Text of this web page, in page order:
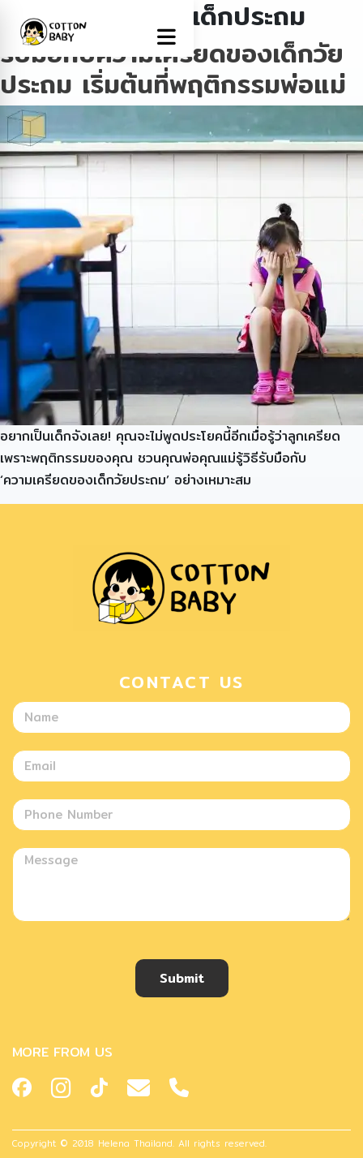
Tag:ความเครียดเด็กประถม
รับมือกับความเครียดของเด็กวัย
ประถม เริ่มต้นที่พฤติกรรมพ่อแม่
อยากเป็นเด็กจังเลย! คุณจะไม่พูดประโยคนี้อีกเมื่อรู้ว่าลูกเครียด
เพราะพฤติกรรมของคุณ ชวนคุณพ่อคุณแม่รู้วิธีรับมือกับ
‘ความเครียดของเด็กวัยประถม’ อย่างเหมาะสม
CONTACT US
Submit
MORE FROM US
Copyright © 2018 Helena Thailand. All rights reserved.